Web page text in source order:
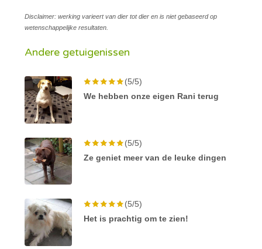
Disclaimer: werking varieert van dier tot dier en is niet gebaseerd op
wetenschappelijke resultaten.
Andere getuigenissen
(5/5)
We hebben onze eigen Rani terug
(5/5)
Ze geniet meer van de leuke dingen
(5/5)
Het is prachtig om te zien!